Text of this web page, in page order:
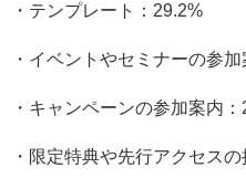
・テンプレート：29.2%
・イベントやセミナーの参
・キャンペーンの参加案内
・限定特典や先行アクセス